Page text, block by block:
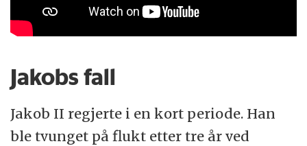
Jakobs fall
Jakob II regjerte i en kort periode. Han
ble tvunget på flukt etter tre år ved